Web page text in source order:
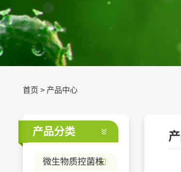
首页 > 产品中心
产品分类
微生物质控菌株